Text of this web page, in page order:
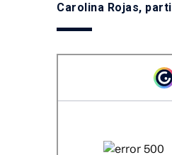
Carolina Rojas,